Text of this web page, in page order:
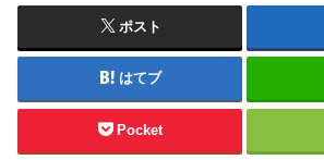
ポスト
はてブ
Pocket